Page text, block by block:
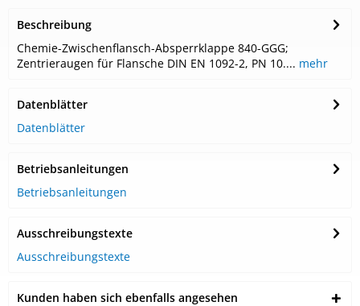
Beschreibung
Chemie-Zwischenflansch-Absperrklappe 840-GGG;
Zentrieraugen für Flansche DIN EN 1092-2, PN 10.... mehr
Datenblätter
Datenblätter
Betriebsanleitungen
Betriebsanleitungen
Ausschreibungstexte
Ausschreibungstexte
Kunden haben sich ebenfalls angesehen